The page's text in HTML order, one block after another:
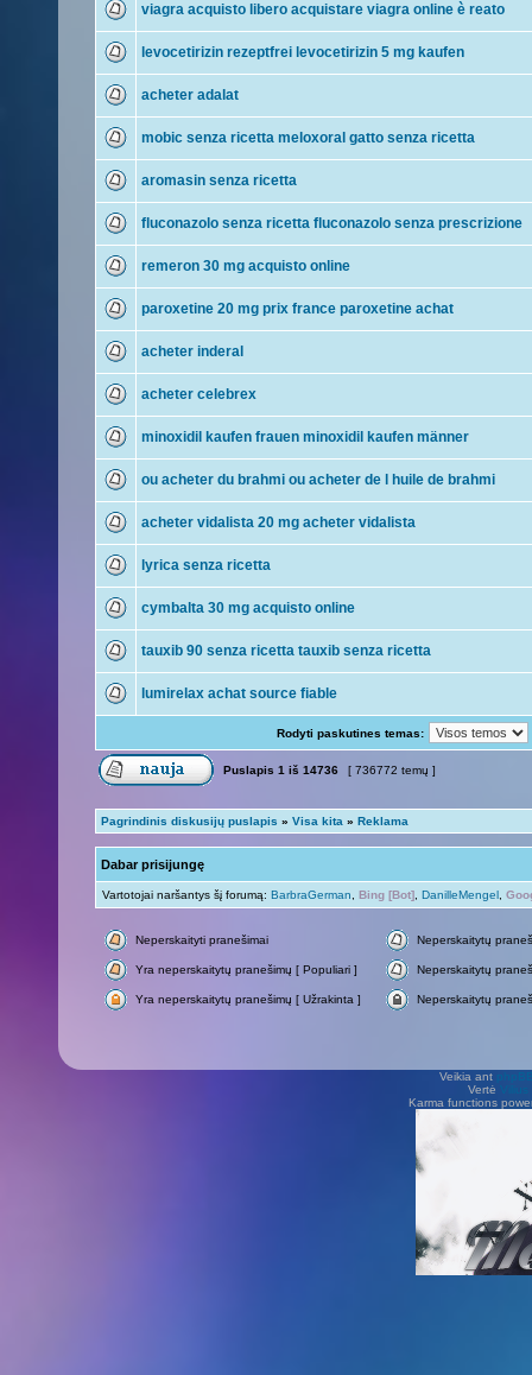
viagra acquisto libero acquistare viagra online è reato
levocetirizin rezeptfrei levocetirizin 5 mg kaufen
acheter adalat
mobic senza ricetta meloxoral gatto senza ricetta
aromasin senza ricetta
fluconazolo senza ricetta fluconazolo senza prescrizione
remeron 30 mg acquisto online
paroxetine 20 mg prix france paroxetine achat
acheter inderal
acheter celebrex
minoxidil kaufen frauen minoxidil kaufen männer
ou acheter du brahmi ou acheter de l huile de brahmi
acheter vidalista 20 mg acheter vidalista
lyrica senza ricetta
cymbalta 30 mg acquisto online
tauxib 90 senza ricetta tauxib senza ricetta
lumirelax achat source fiable
Rodyti paskutines temas:
Puslapis 1 iš 14736 [ 736772 temų ]
Pagrindinis diskusijų puslapis » Visa kita » Reklama
Dabar prisijungę
Vartotojai naršantys šį forumą: BarbraGerman Bing [Bot] DanilleMengel
Neperskaityti pranešimai Neperskaitytų
Yra neperskaitytų pranešimų [ Populiari ] Neperskaitytų
Yra neperskaitytų pranešimų [ Užrakinta ] Neperskaitytų
Veikia ant
Vertė Vilius
Karma functions